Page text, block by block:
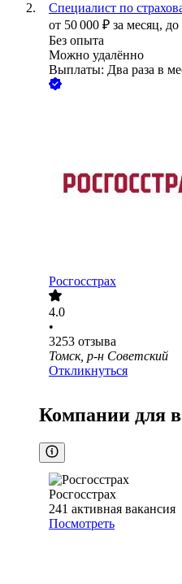
Специалист по
от 50 000 ₽ за месяц, до
Без опыта
Можно удалённо
Выплаты: Два раза в
Росгосстрах
4.0
•
3253 отзыва
Томск, р-н Советский
Откликнуться
Компании для
Росгосстрах
241 активная вакансия
Посмотреть